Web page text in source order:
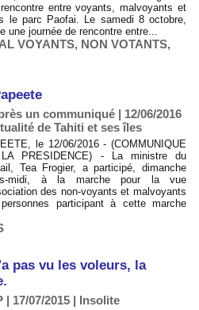
entre voyants, malvoyants et
le parc Paofai. Le samedi 8 octobre,
une journée de rencontre entre...
VOYANTS, NON VOTANTS,
un communiqué | 12/06/2016
de Tahiti et ses îles
le 12/06/2016 - (COMMUNIQUE
PRESIDENCE) - La ministre du
Tea Frogier, a participé, dimanche
midi, à la marche pour la vue
des non-voyants et malvoyants
participant à cette marche
pas vu les voleurs, la
| 17/07/2015 | Insolite